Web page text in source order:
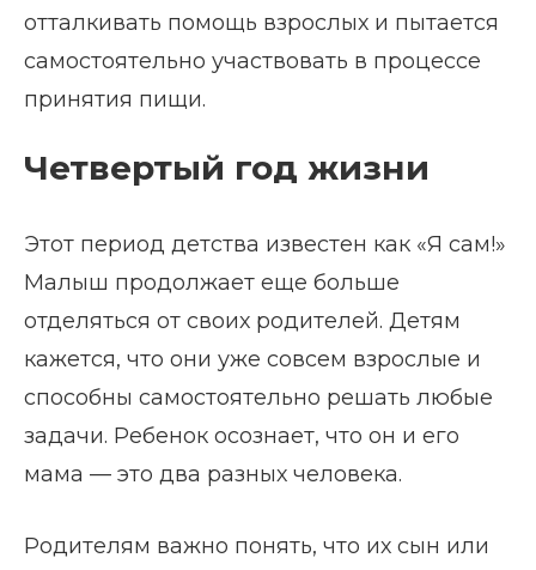
отталкивать помощь взрослых и пытается
самостоятельно участвовать в процессе
принятия пищи.
Четвертый год жизни
Этот период детства известен как «Я сам!»
Малыш продолжает еще больше
отделяться от своих родителей. Детям
кажется, что они уже совсем взрослые и
способны самостоятельно решать любые
задачи. Ребенок осознает, что он и его
мама — это два разных человека.
Родителям важно понять, что их сын или